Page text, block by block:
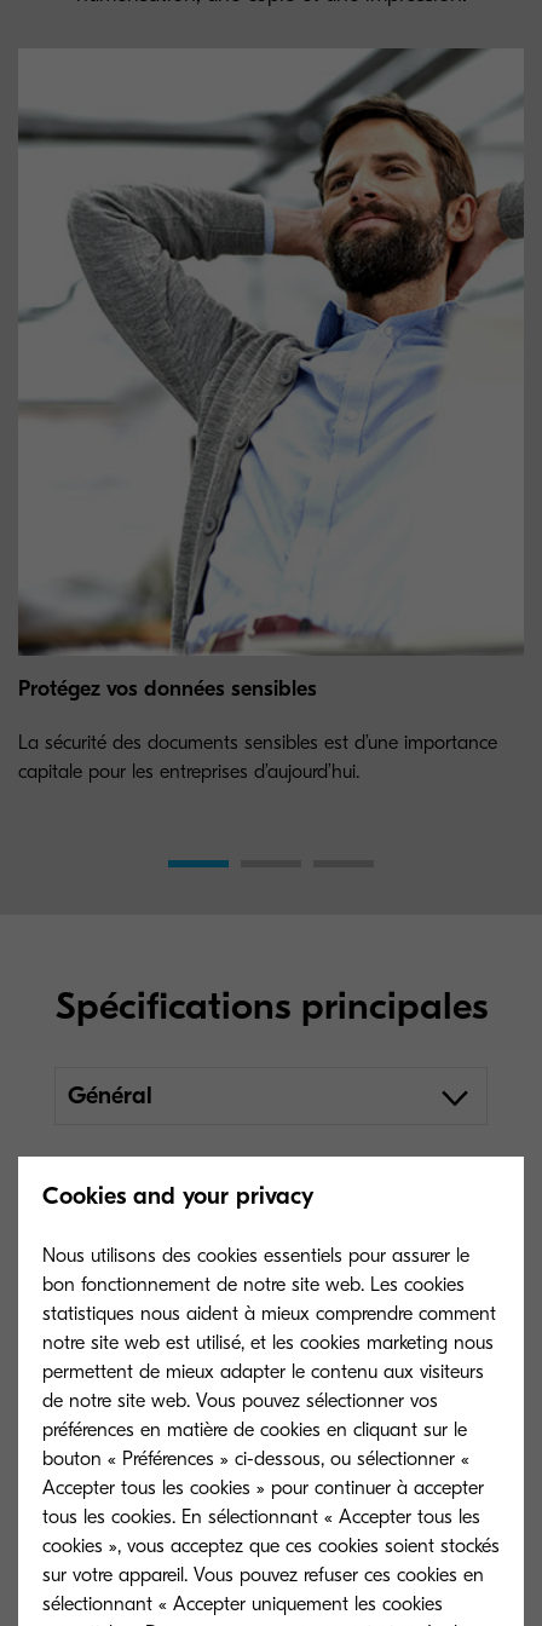
Protégez vos données sensibles
La sécurité des documents sensibles est d’une importance
capitale pour les entreprises d’aujourd’hui.
Spécifications principales
Général
Type général
Cookies and your privacy
Nous utilisons des cookies essentiels pour assurer le
bon fonctionnement de notre site web. Les cookies
statistiques nous aident à mieux comprendre comment
notre site web est utilisé, et les cookies marketing nous
permettent de mieux adapter le contenu aux visiteurs
de notre site web. Vous pouvez sélectionner vos
préférences en matière de cookies en cliquant sur le
bouton « Préférences » ci-dessous, ou sélectionner «
Accepter tous les cookies » pour continuer à accepter
tous les cookies. En sélectionnant « Accepter tous les
cookies », vous acceptez que ces cookies soient stockés
sur votre appareil. Vous pouvez refuser ces cookies en
sélectionnant « Accepter uniquement les cookies